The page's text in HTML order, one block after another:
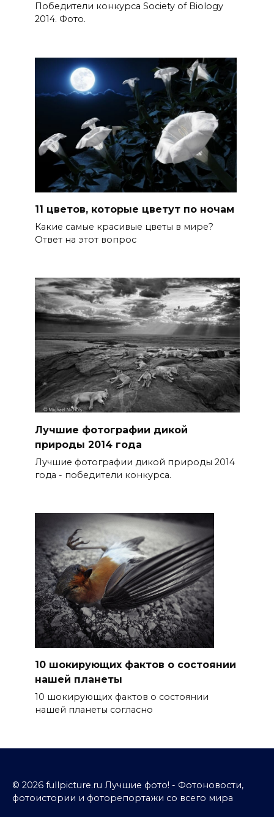
Победители конкурса Society of Biology
2014. Фото.
11 цветов, которые цветут по ночам
Какие самые красивые цветы в мире?
Ответ на этот вопрос
Лучшие фотографии дикой
природы 2014 года
Лучшие фотографии дикой природы 2014
года - победители конкурса.
10 шокирующих фактов о состоянии
нашей планеты
10 шокирующих фактов о состоянии
нашей планеты согласно
© 2026 fullpicture.ru Лучшие фото! - Фотоновости,
фотоистории и фоторепортажи со всего мира